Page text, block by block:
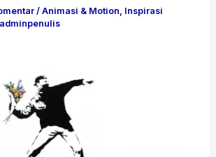
/ Animasi & Motion, Inspirasi
adminpenulis